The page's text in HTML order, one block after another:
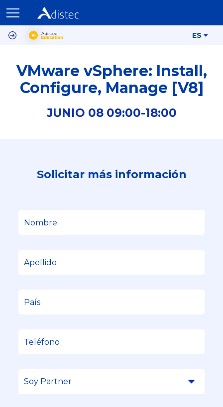
ES
VMware vSphere: Install,
Configure, Manage [V8]
JUNIO 08 09:00-18:00
Solicitar más información